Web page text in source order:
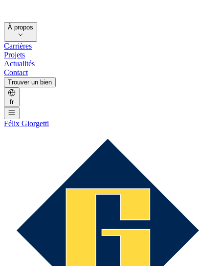
À propos
Carrières
Projets
Actualités
Contact
Trouver un bien
fr
Félix Giorgetti